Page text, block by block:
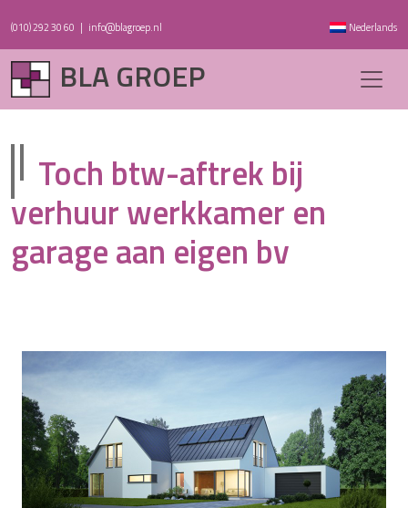
(010) 292 30 60 | info@blagroep.nl Nederlands
BLA GROEP
Toch btw-aftrek bij
verhuur werkkamer en
garage aan eigen bv